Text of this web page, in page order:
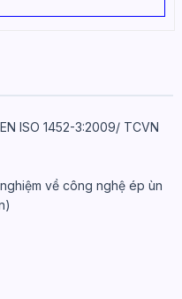
ISO 1452-3:2009/ TCVN
về công nghệ ép ùn